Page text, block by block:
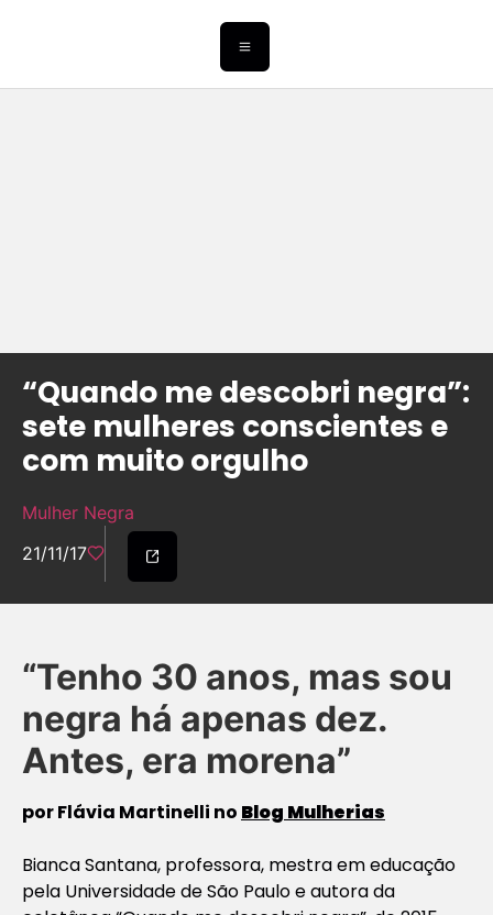
“Quando me descobri negra”:
sete mulheres conscientes e
com muito orgulho
Mulher Negra
21/11/17
“Tenho 30 anos, mas sou
negra há apenas dez.
Antes, era morena”
por Flávia Martinelli no Blog Mulherias
Bianca Santana, professora, mestra em educação
pela Universidade de São Paulo e autora da